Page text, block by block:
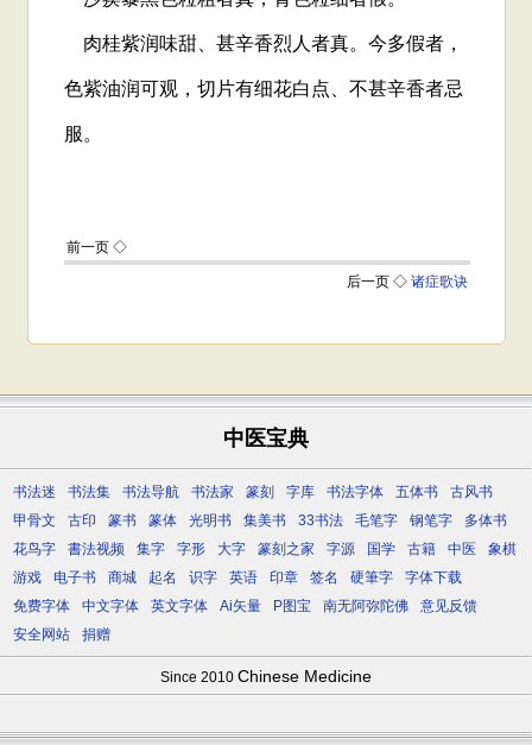
中医宝典
书法迷 书法集 书法导航 书法家 篆刻 字库 书法字体 五体书
古风书
甲骨文
古印 篆书 篆体 光明书 集美书 33书法 毛笔字 钢笔字
多体书
花鸟字
書法视频 集字 字形 大字 篆刻之家 字源 国学 古籍 中医
象棋
游戏
电子书 商城 起名 识字 英语 印章 签名 硬筆字
字体下载
免费字体
中文字体 英文字体 Ai矢量 P图宝 南无阿弥陀佛
意见反馈
安全网站
捐赠
Since 2010 Chinese Medicine